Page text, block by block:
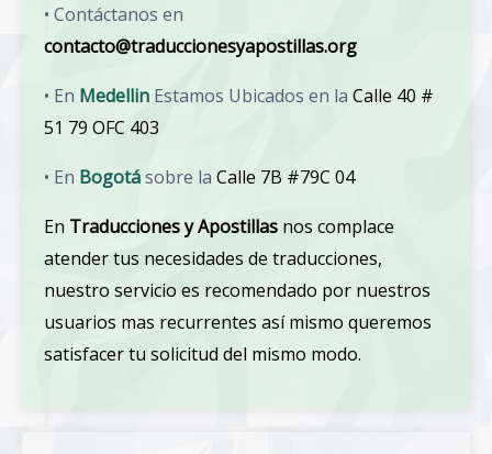
• Contáctanos en
contacto@traduccionesyapostillas.org
• En Medellin Estamos Ubicados en la Calle 40 #
51 79 OFC 403
• En Bogotásobre la Calle 7B #79C 04
En Traducciones y Apostillas nos complace
atender tus necesidades de traducciones,
nuestro servicio es recomendado por nuestros
usuarios mas recurrentes así mismo queremos
satisfacer tu solicitud del mismo modo.